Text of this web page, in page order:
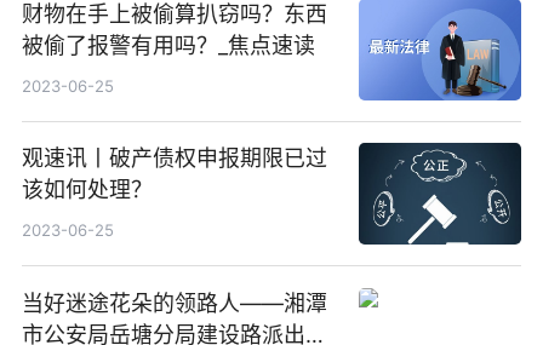
财物在手上被偷算扒窃吗？东西
被偷了报警有用吗？_焦点速读
2023-06-25
观速讯丨破产债权申报期限已过
该如何处理？
2023-06-25
当好迷途花朵的领路人——湘潭
市公安局岳塘分局建设路派出所